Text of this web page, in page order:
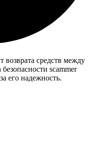
возврата средств между
scammer
его надежность.